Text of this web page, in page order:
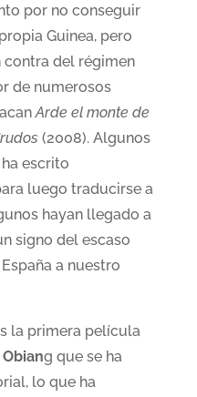
por no conseguir
Guinea, pero
del régimen
de numerosos
Arde el monte de
(2008). Algunos
escrito
luego traducirse a
hayan llegado a
signo del escaso
a nuestro
la primera película
Obiang que se ha
lo que ha